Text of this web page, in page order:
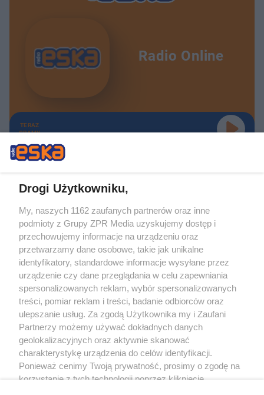
Radio Online
TERAZ
GRAMY
Żaden utwór zamieszczony w serwisie nie może być powielany i
rozpowszechniany lub dalej rozpowszechniany w jakikolwiek sposób (w
tym także elektroniczny lub mechaniczny) na jakimkolwiek polu
eksploatacji w jakiejkolwiek formie, włącznie z umieszczaniem w Internecie
bez pisemnej zgody właściciela praw. Jakiekolwiek użycie lub
wykorzystanie utworów w całości lub w części z naruszeniem prawa, tzn.
bez właściwej zgody, jest zabronione pod groźbą kary i może być ścigane
prawnie.
O nas
Drogi Użytkowniku,
My, naszych 1162 zaufanych partnerów oraz inne
podmioty z Grupy ZPR Media uzyskujemy dostęp i
przechowujemy informacje na urządzeniu oraz
przetwarzamy dane osobowe, takie jak unikalne
identyfikatory, standardowe informacje wysyłane przez
urządzenie czy dane przeglądania w celu zapewniania
spersonalizowanych reklam, wybór spersonalizowanych
treści, pomiar reklam i treści, badanie odbiorców oraz
ulepszanie usług. Za zgodą Użytkownika my i Zaufani
Partnerzy możemy używać dokładnych danych
geolokalizacyjnych oraz aktywnie skanować
charakterystykę urządzenia do celów identyfikacji.
Ponieważ cenimy Twoją prywatność, prosimy o zgodę na
korzystanie z tych technologii poprzez kliknięcie